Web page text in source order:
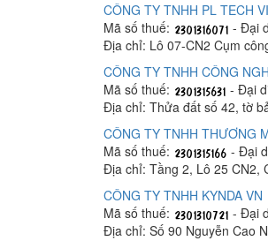
CÔNG TY TNHH PL TECH
Mã số thuế:
- Đại
Địa chỉ: Lô 07-CN2 Cụm
CÔNG TY TNHH CÔNG
Mã số thuế:
- Đại
Địa chỉ: Thửa đất số 42, tờ
CÔNG TY TNHH THƯƠNG
Mã số thuế:
- Đại
Địa chỉ: Tầng 2, Lô 25 CN2,
CÔNG TY TNHH KYNDA VN
Mã số thuế:
- Đại
Địa chỉ: Số 90 Nguyễn Cao